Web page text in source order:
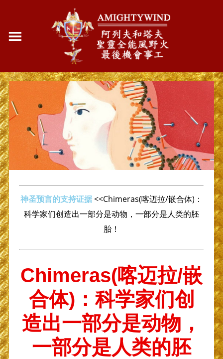
神圣预言的支持证据<<Chimeras(喀迈拉/嵌合体)：
科学家们创造出一部分是动物，一部分是人类的胚
胎！
Chimeras(喀迈拉/嵌
合体)：科学家们创
造出一部分是动物，
一部分是人类的胚